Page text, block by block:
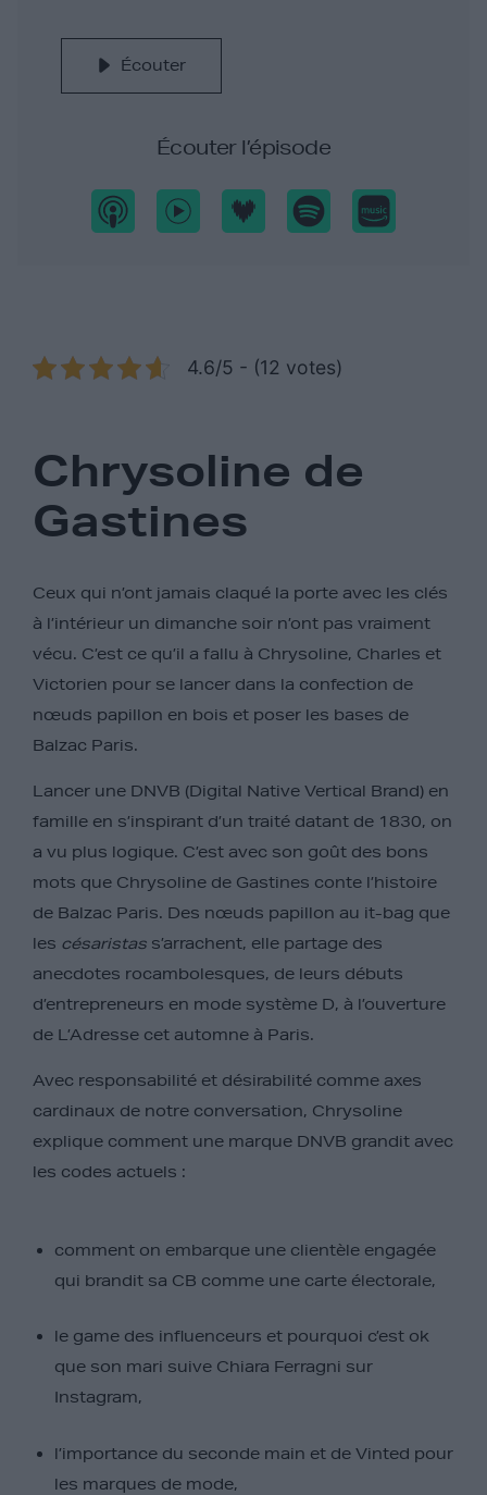
Écouter
Écouter l’épisode
4.6/5 - (12 votes)
Chrysoline de
Gastines
Ceux qui n’ont jamais claqué la porte avec les clés
à l’intérieur un dimanche soir n’ont pas vraiment
vécu. C’est ce qu’il a fallu à Chrysoline, Charles et
Victorien pour se lancer dans la confection de
nœuds papillon en bois et poser les bases de
Balzac Paris.
Lancer une DNVB (Digital Native Vertical Brand) en
famille en s’inspirant d’un traité datant de 1830, on
a vu plus logique. C’est avec son goût des bons
mots que Chrysoline de Gastines conte l’histoire
de Balzac Paris. Des nœuds papillon au it-bag que
les césaristas s’arrachent, elle partage des
anecdotes rocambolesques, de leurs débuts
d’entrepreneurs en mode système D, à l’ouverture
de L’Adresse cet automne à Paris.
Avec responsabilité et désirabilité comme axes
cardinaux de notre conversation, Chrysoline
explique comment une marque DNVB grandit avec
les codes actuels :
comment on embarque une clientèle engagée
qui brandit sa CB comme une carte électorale,
le game des influenceurs et pourquoi c’est ok
que son mari suive Chiara Ferragni sur
Instagram,
l’importance du seconde main et de Vinted pour
les marques de mode,